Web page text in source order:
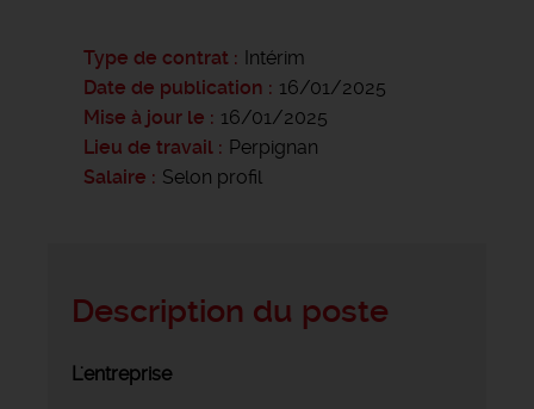
Type de contrat
Intérim
Date de publication
16/01/2025
Mise à jour le
16/01/2025
Lieu de travail
Perpignan
Salaire
Selon profil
Description du poste
L'entreprise